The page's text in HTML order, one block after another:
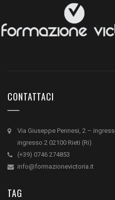
CONTATTACI
Via Giuseppe Pennesi, 2 –
ingresso 2 02100 Rieti (Ri)
(+39) 0746 274853
info@formazionevictoria.it
TAG